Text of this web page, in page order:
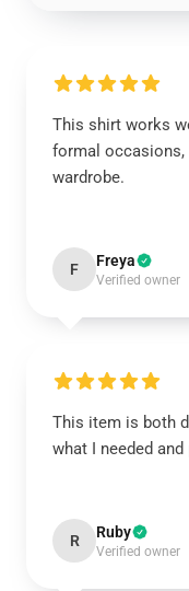
This shirt works
formal
wardrobe.
F Freya
Verified owner
This item is both
what I needed
R Ruby
Verified owner